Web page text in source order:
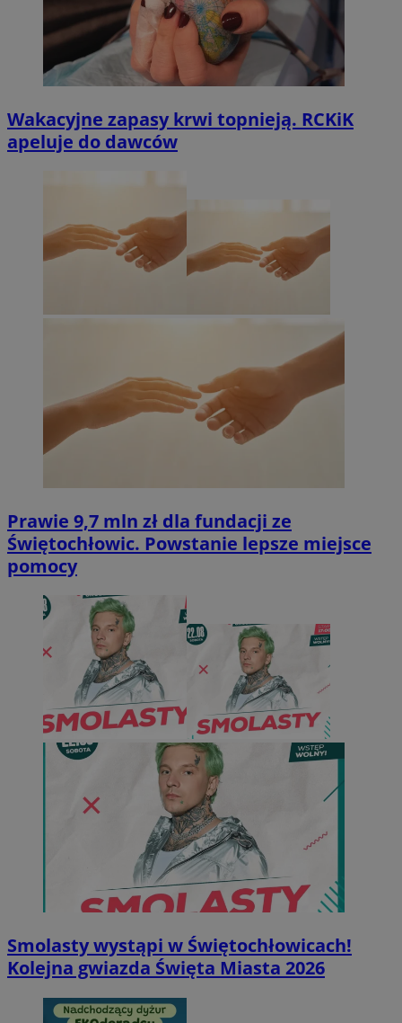
Wakacyjne zapasy krwi topnieją. RCKiK
apeluje do dawców
Prawie 9,7 mln zł dla fundacji ze
Świętochłowic. Powstanie lepsze miejsce
pomocy
Smolasty wystąpi w Świętochłowicach!
Kolejna gwiazda Święta Miasta 2026